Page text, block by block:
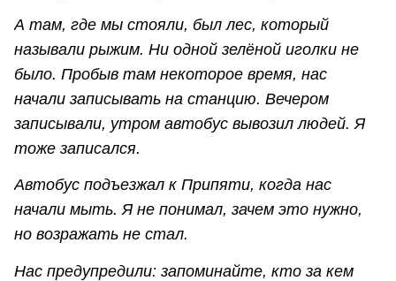
А там, где мы стояли, был лес, который
называли рыжим. Ни одной зелёной иголки не
было. Пробыв там некоторое время, нас
начали записывать на станцию. Вечером
записывали, утром автобус вывозил людей. Я
тоже записался.
Автобус подъезжал к Припяти, когда нас
начали мыть. Я не понимал, зачем это нужно,
но возражать не стал.
Нас предупредили: запоминайте, кто за кем